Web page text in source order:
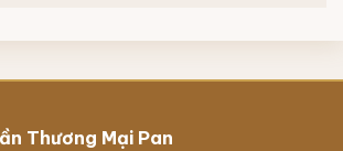
Thương Mại Pan